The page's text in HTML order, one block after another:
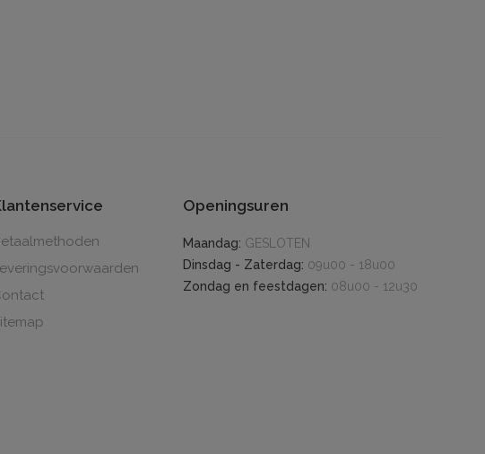
Openingsuren
Maandag: GESLOTEN
Dinsdag - Zaterdag: 09u00 - 18u00
Zondag en feestdagen: 08u00 - 12u30